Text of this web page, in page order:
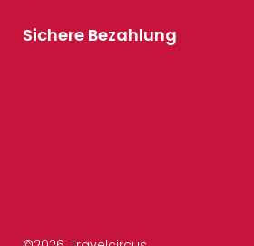
Sichere Bezahlung